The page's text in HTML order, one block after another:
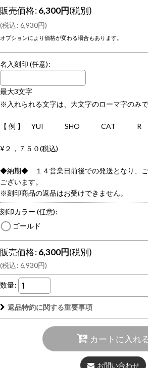
販売価格:6,300円(税別)
(税込: 6,930円)
オプションにより価格が変わる場合もあります。
名入刻印 (任意):
最大3文字
※入れられる文字は、大文字のローマ字のみで
【 例 】 YUI SHO CAT R
¥２，７５０(税込)
◆納期◆ １４営業日前後での発送となり、ご
ございます。
※刻印商品の返品はお受けできません。
刻印カラー (任意):
ゴールド
販売価格:6,300円(税別)
(税込: 6,930円)
数量:
返品特約に関する重要事項
カートに入れ
お問い合わせ